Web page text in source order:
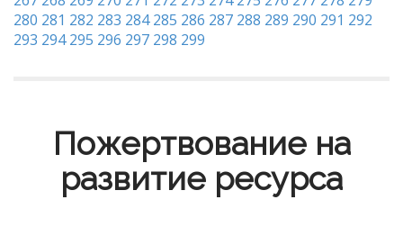
280 281 282 283 284 285 286 287 288 289 290 291 292
293 294 295 296 297 298 299
Пожертвование на
развитие ресурса